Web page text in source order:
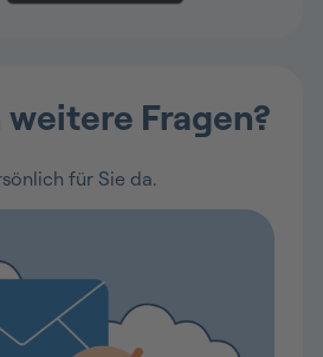
weitere Fragen?
für Sie da.